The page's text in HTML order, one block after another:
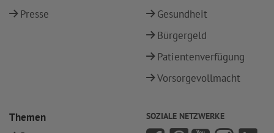
Presse
Gesundheit
Bürgergeld
Patientenverfügung
Vorsorgevollmacht
Themen
SOZIALE NETZWERKE